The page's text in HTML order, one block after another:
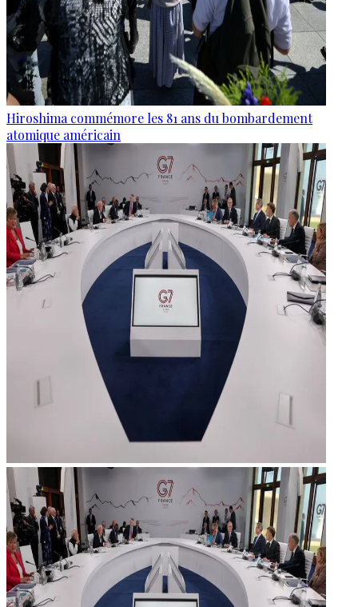
Hiroshima commémore les 81 ans du bombardement
atomique américain